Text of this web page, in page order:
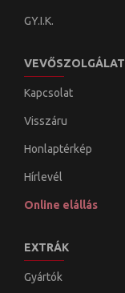
GY.I.K.
VEVŐSZOLGÁLAT
Kapcsolat
Visszáru
Honlaptérkép
Hírlevél
Online elállás
EXTRÁK
Gyártók